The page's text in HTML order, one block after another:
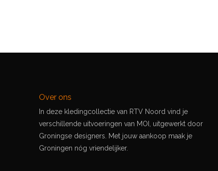
Over ons
In deze kledingcollectie van RTV Noord vind je
verschillende uitvoeringen van MOI, uitgewerkt door
Groningse designers. Met jouw aankoop maak je
Groningen nóg vriendelijker.